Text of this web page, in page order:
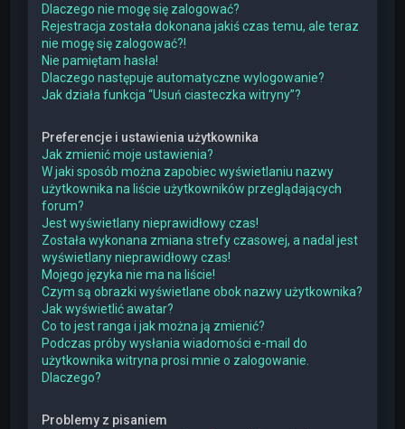
Dlaczego nie mogę się zalogować?
Rejestracja została dokonana jakiś czas temu, ale teraz
nie mogę się zalogować?!
Nie pamiętam hasła!
Dlaczego następuje automatyczne wylogowanie?
Jak działa funkcja “Usuń ciasteczka witryny”?
Preferencje i ustawienia użytkownika
Jak zmienić moje ustawienia?
W jaki sposób można zapobiec wyświetlaniu nazwy
użytkownika na liście użytkowników przeglądających
forum?
Jest wyświetlany nieprawidłowy czas!
Została wykonana zmiana strefy czasowej, a nadal jest
wyświetlany nieprawidłowy czas!
Mojego języka nie ma na liście!
Czym są obrazki wyświetlane obok nazwy użytkownika?
Jak wyświetlić awatar?
Co to jest ranga i jak można ją zmienić?
Podczas próby wysłania wiadomości e-mail do
użytkownika witryna prosi mnie o zalogowanie.
Dlaczego?
Problemy z pisaniem